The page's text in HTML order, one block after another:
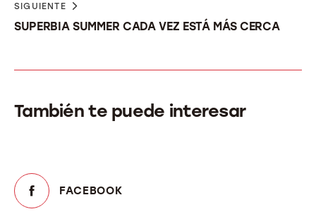
SIGUIENTE
SUPERBIA SUMMER CADA VEZ ESTÁ MÁS CERCA
También te puede interesar
FACEBOOK